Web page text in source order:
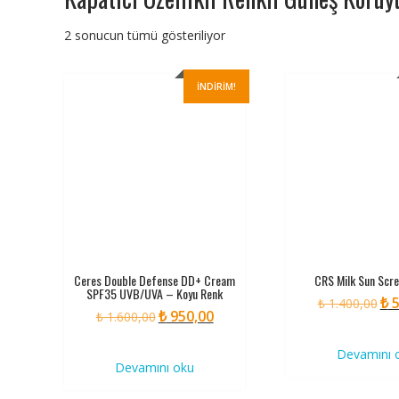
2 sonucun tümü gösteriliyor
İNDIRIM!
Ceres Double Defense DD+ Cream
SPF35 UVB/UVA – Koyu Renk
₺1.600,00Orijinal
₺950,00Şu
Devamını oku
CRS Milk Sun
₺1.400,00₺
Devamını